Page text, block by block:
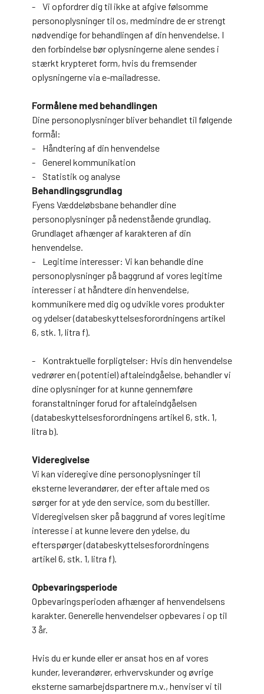
- Vi opfordrer dig til ikke at afgive følsomme
personoplysninger til os, medmindre de er strengt
nødvendige for behandlingen af din henvendelse. I
den forbindelse bør oplysningerne alene sendes i
stærkt krypteret form, hvis du fremsender
oplysningerne via e-mailadresse.
Formålene med behandlingen
Dine personoplysninger bliver behandlet til følgende
formål:
- Håndtering af din henvendelse
- Generel kommunikation
- Statistik og analyse
Behandlingsgrundlag
Fyens Væddeløbsbane behandler dine
personoplysninger på nedenstående grundlag.
Grundlaget afhænger af karakteren af din
henvendelse.
- Legitime interesser: Vi kan behandle dine
personoplysninger på baggrund af vores legitime
interesser i at håndtere din henvendelse,
kommunikere med dig og udvikle vores produkter
og ydelser (databeskyttelsesforordningens artikel
6, stk. 1, litra f).
- Kontraktuelle forpligtelser: Hvis din henvendelse
vedrører en (potentiel) aftaleindgåelse, behandler vi
dine oplysninger for at kunne gennemføre
foranstaltninger forud for aftaleindgåelsen
(databeskyttelsesforordningens artikel 6, stk. 1,
litra b).
Videregivelse
Vi kan videregive dine personoplysninger til
eksterne leverandører, der efter aftale med os
sørger for at yde den service, som du bestiller.
Videregivelsen sker på baggrund af vores legitime
interesse i at kunne levere den ydelse, du
efterspørger (databeskyttelsesforordningens
artikel 6, stk. 1, litra f).
Opbevaringsperiode
Opbevaringsperioden afhænger af henvendelsens
karakter. Generelle henvendelser opbevares i op til
3 år.
Hvis du er kunde eller er ansat hos en af vores
kunder, leverandører, erhvervskunder og øvrige
eksterne samarbejdspartnere m.v., henviser vi til